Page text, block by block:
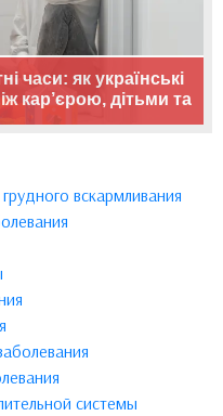
часи: як українські
кар’єрою, дітьми та
вскармливания
системы